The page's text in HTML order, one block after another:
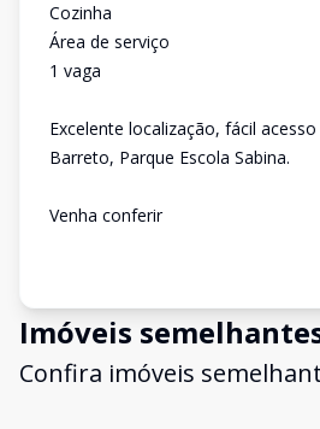
Cozinha
Área de serviço
1 vaga
Excelente localização, fácil
Barreto, Parque Escola Sabina.
Venha conferir
Imóveis
Confira imóveis